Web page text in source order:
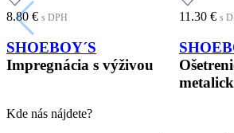
8.80 € s DPH
SHOEBOY´S
Impregnácia s výživou
11.30€ s
Kde nás nájdete?